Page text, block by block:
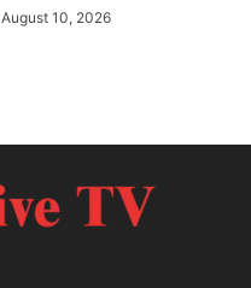
August 10, 2026